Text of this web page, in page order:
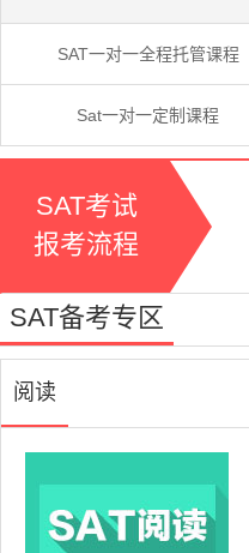
SAT一对一全程托管课程
Sat一对一定制课程
SAT考试
报考流程
SAT备考专区
阅读